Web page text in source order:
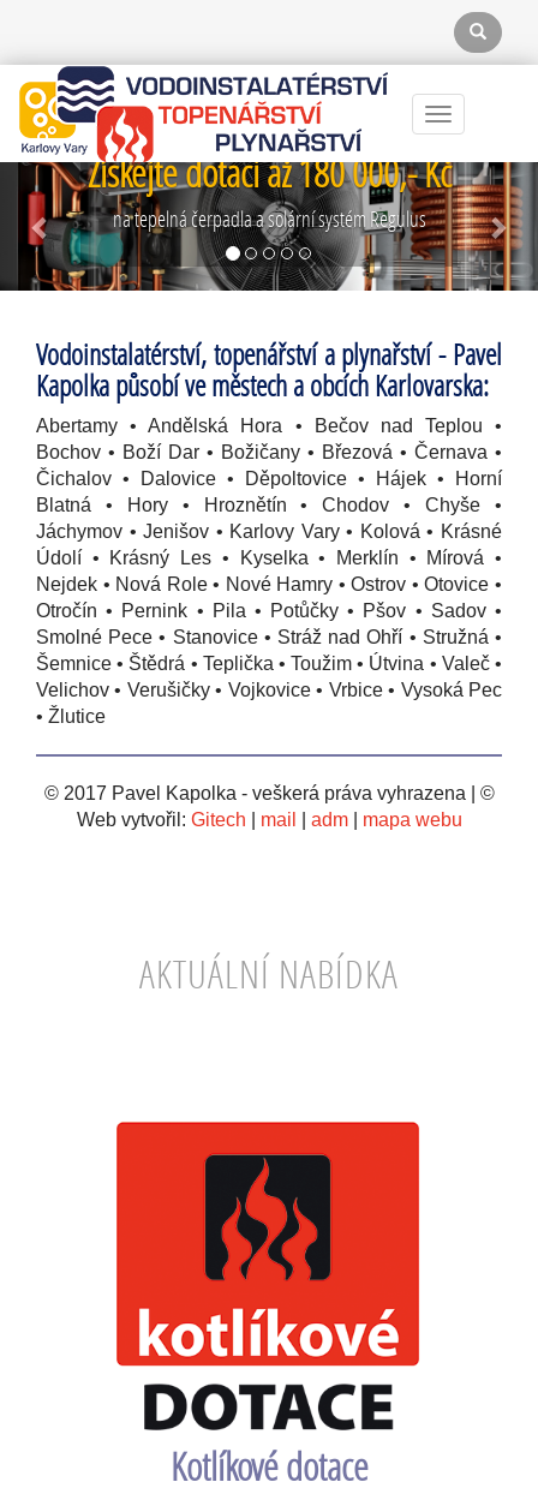
Menu
Získejte dotaci až 180 000,- Kč
na tepelná čerpadla a solární systém Regulus
Previous Next
Vodoinstalatérství, topenářství a plynařství - Pavel
Kapolka působí ve městech a obcích Karlovarska:
Abertamy • Andělská Hora • Bečov nad Teplou •
Bochov • Boží Dar • Božičany • Březová • Černava •
Čichalov • Dalovice • Děpoltovice • Hájek • Horní
Blatná • Hory • Hroznětín • Chodov • Chyše •
Jáchymov • Jenišov • Karlovy Vary • Kolová • Krásné
Údolí • Krásný Les • Kyselka • Merklín • Mírová •
Nejdek • Nová Role • Nové Hamry • Ostrov • Otovice •
Otročín • Pernink • Pila • Potůčky • Pšov • Sadov •
Smolné Pece • Stanovice • Stráž nad Ohří • Stružná •
Šemnice • Štědrá • Teplička • Toužim • Útvina • Valeč •
Velichov • Verušičky • Vojkovice • Vrbice • Vysoká Pec
• Žlutice
© 2017 Pavel Kapolka - veškerá práva vyhrazena | ©
Web vytvořil: Gitech mail adm| mapa webu
AKTUÁLNÍ NABÍDKA
Kotlíkové dotace